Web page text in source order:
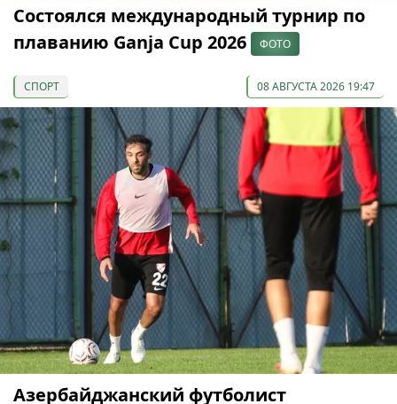
Состоялся международный турнир по
плаванию Ganja Cup 2026
ФОТО
СПОРТ 08 АВГУСТА 2026 19:47
Азербайджанский футболист